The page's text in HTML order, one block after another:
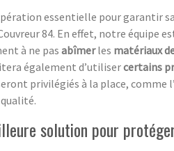
essentielle pour garantir sa
84. En effet, notre équipe
à ne pasabîmerles matériaux
également d’utilisercertains
privilégiés à la place, comme l’
solution pour